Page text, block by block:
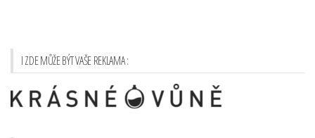
I ZDE MŮŽE BÝT VAŠE REKLAMA :